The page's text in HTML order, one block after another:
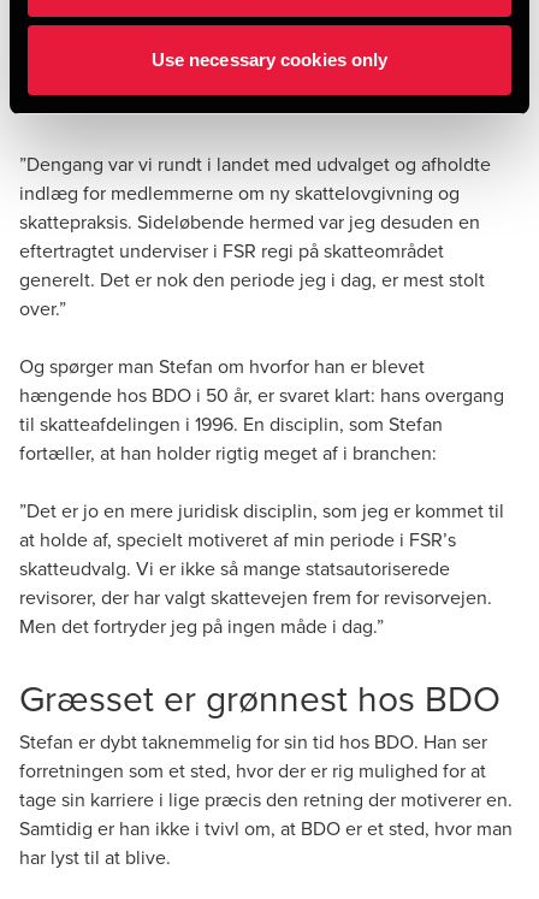
Use necessary cookies only
havde blandt andet fornøjelsen af at være BDO’s
repræsentant i FSR’s skatteudvalg i 12 år. Det medførte en
række arbejdsopgaver, som Stefan den i dag ser tilbage på,
”Dengang var vi rundt i landet med udvalget og afholdte
indlæg for medlemmerne om ny skattelovgivning og
skattepraksis. Sideløbende hermed var jeg desuden en
eftertragtet underviser i FSR regi på skatteområdet
generelt. Det er nok den periode jeg i dag, er mest stolt
over.”
Og spørger man Stefan om hvorfor han er blevet
hængende hos BDO i 50 år, er svaret klart: hans overgang
til skatteafdelingen i 1996. En disciplin, som Stefan
fortæller, at han holder rigtig meget af i branchen:
”Det er jo en mere juridisk disciplin, som jeg er kommet til
at holde af, specielt motiveret af min periode i FSR’s
skatteudvalg. Vi er ikke så mange statsautoriserede
revisorer, der har valgt skattevejen frem for revisorvejen.
Men det fortryder jeg på ingen måde i dag.”
Græsset er grønnest hos BDO
Stefan er dybt taknemmelig for sin tid hos BDO. Han ser
forretningen som et sted, hvor der er rig mulighed for at
tage sin karriere i lige præcis den retning der motiverer en.
Samtidig er han ikke i tvivl om, at BDO er et sted, hvor man
har lyst til at blive.